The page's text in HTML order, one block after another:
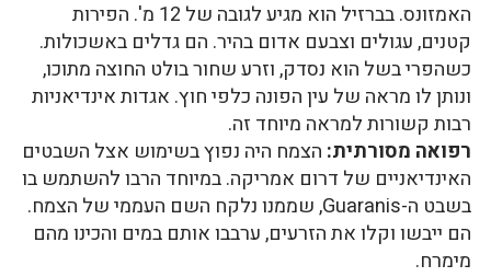
האמזונס. בברזיל הוא מגיע לגובה של 12 מ'. הפירות
קטנים, עגולים וצבעם אדום בהיר. הם גדלים באשכולות.
כשהפרי בשל הוא נסדק, וזרע שחור בולט החוצה מתוכו,
ונותן לו מראה של עין הפונה כלפי חוץ. אגדות אינדיאניות
רבות קשורות למראה מיוחד זה.
רפואה מסורתית: הצמח היה נפוץ בשימוש אצל השבטים
האינדיאניים של דרום אמריקה. במיוחד הרבו להשתמש בו
בשבט ה-Guaranis, שממנו נלקח השם העממי של הצמח.
הם ייבשו וקלו את הזרעים, ערבבו אותם במים והכינו מהם
מימרח.